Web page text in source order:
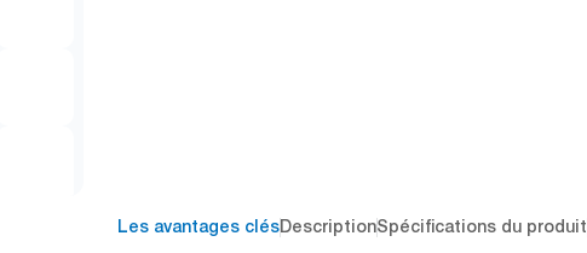
Les avantages clésDescriptionSpécifications du produit